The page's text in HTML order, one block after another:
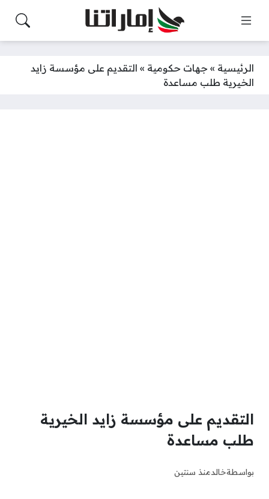
الرئيسية » جهات حكومية » التقديم على مؤسسة زايد
الخيرية طلب مساعدة
التقديم على مؤسسة زايد الخيرية
طلب مساعدة
بواسطةخالدمنذ سنتين